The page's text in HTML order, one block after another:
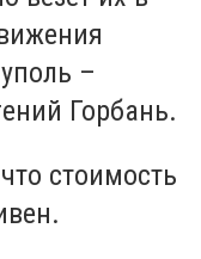
–
Горбань.
стоимость